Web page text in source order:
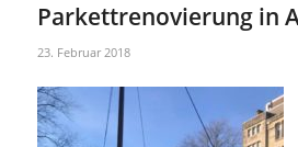
Parkettrenovierung in
23. Februar 2018